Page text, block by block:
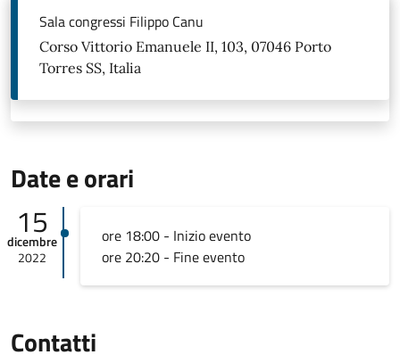
Sala congressi Filippo Canu
Corso Vittorio Emanuele II, 103, 07046 Porto
Torres SS, Italia
Date e orari
15
dicembre
2022
ore 18:00 - Inizio evento
ore 20:20 - Fine evento
Contatti